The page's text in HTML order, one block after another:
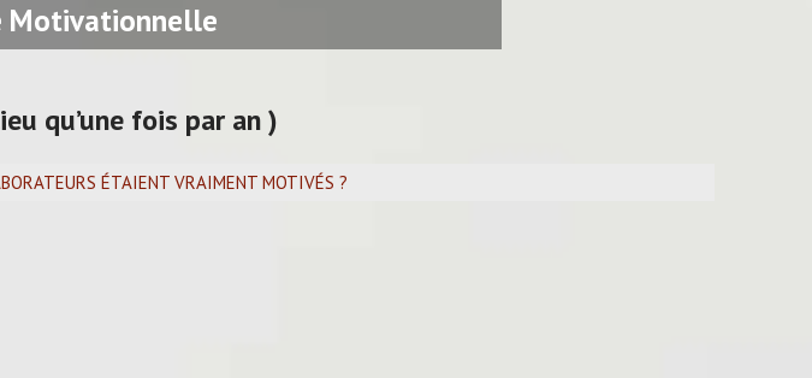
Motivationnelle
qu’une fois par an )
ÉTAIENT VRAIMENT MOTIVÉS ?